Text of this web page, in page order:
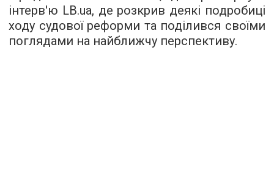
інтерв'ю LB.ua, де розкрив деякі подробиці
ходу судової реформи та поділився своїми
поглядами на найближчу перспективу.